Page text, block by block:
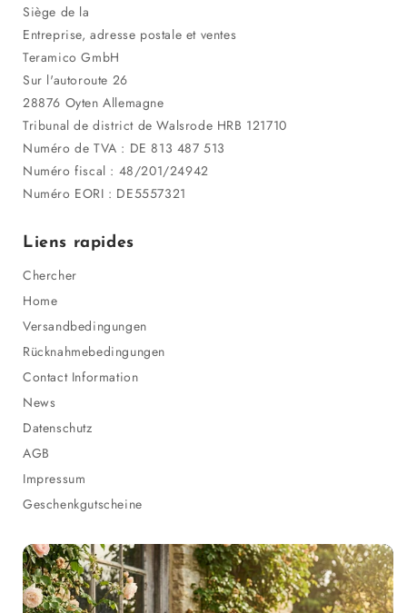
Siège de la
Entreprise, adresse postale et ventes
Teramico GmbH
Sur l'autoroute 26
28876 Oyten Allemagne
Tribunal de district de Walsrode HRB 121710
Numéro de TVA : DE 813 487 513
Numéro fiscal : 48/201/24942
Numéro EORI : DE5557321
Liens rapides
Chercher
Home
Versandbedingungen
Rücknahmebedingungen
Contact Information
News
Datenschutz
AGB
Impressum
Geschenkgutscheine